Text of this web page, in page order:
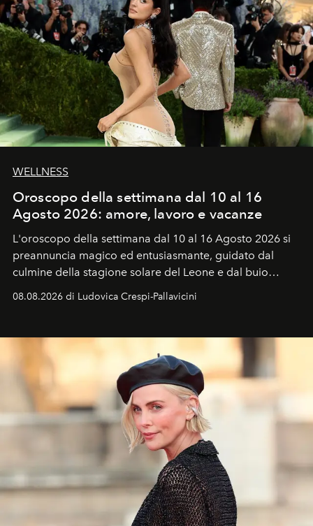
WELLNESS
Oroscopo della settimana dal 10 al 16
Agosto 2026: amore, lavoro e vacanze
L'oroscopo della settimana dal 10 al 16 Agosto 2026 si
preannuncia magico ed entusiasmante, guidato dal
culmine della stagione solare del Leone e dal buio
favorevole della Luna nuova in Leone del 12 agosto,
ideale per la notte delle Perseidi.
08.08.2026 di Ludovica Crespi-Pallavicini